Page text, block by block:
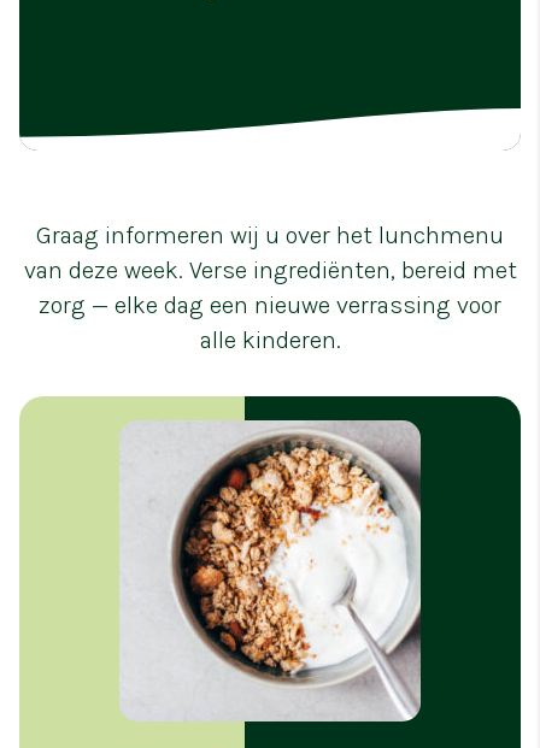
Graag informeren wij u over het lunchmenu
van deze week. Verse ingrediënten, bereid met
zorg — elke dag een nieuwe verrassing voor
alle kinderen.